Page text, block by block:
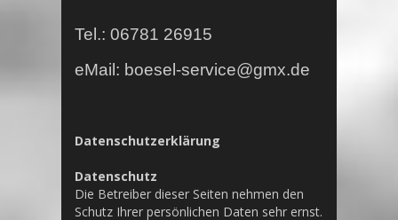
Tel.: 06781 26915
eMail: boesel-service@gmx.de
Datenschutzerklärung
Datenschutz
Die Betreiber dieser Seiten nehmen den
Schutz Ihrer persönlichen Daten sehr ernst.